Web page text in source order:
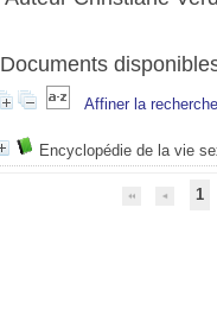
Documents
Affiner la recherche
Encyclopédie de la vie
1